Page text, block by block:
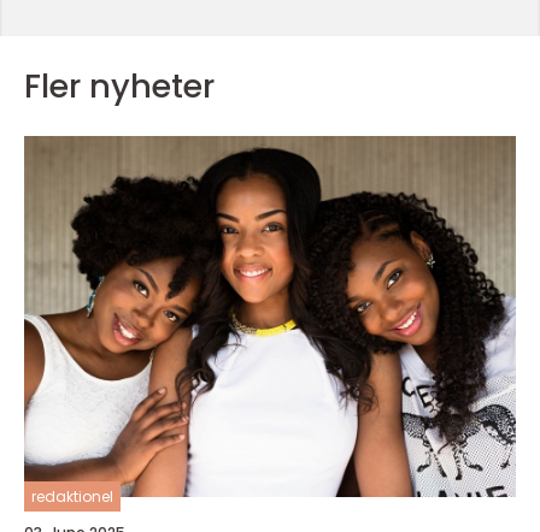
Fler nyheter
redaktionel